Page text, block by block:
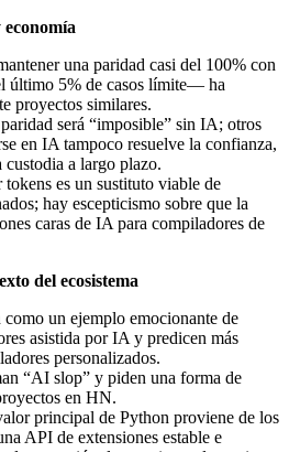
una paridad casi del 100% con
5% de casos límite— ha
proyectos similares.
será “imposible” sin IA; otros
en IA tampoco resuelve la confianza,
custodia a largo plazo.
tokens es un sustituto viable de
hay escepticismo sobre que la
caras de IA para compiladores de
del ecosistema
como un ejemplo emocionante de
asistida por IA y predicen más
personalizados.
“AI slop” y piden una forma de
en HN.
principal de Python proviene de los
API de extensiones estable e